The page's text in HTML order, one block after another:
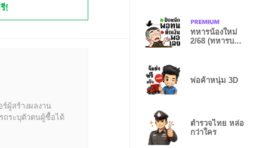
!
ร์ผู้สร้างผลงาน
ถระบุตัวตนผู้ซื้อได้
ทหารน้องใหม่
2/68 (ทหารบก
พ่อค้าหนุ่ม 3D
ตำรวจไทย หล่อ
กว่าใคร